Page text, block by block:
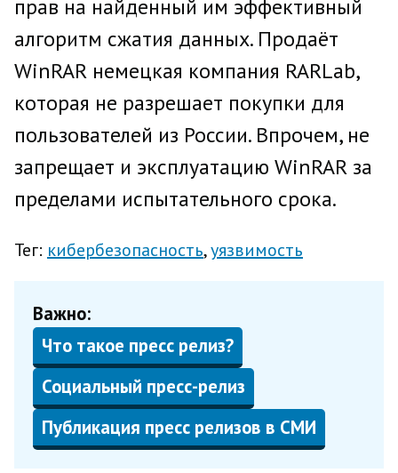
прав на найденный им эффективный
алгоритм сжатия данных. Продаёт
WinRAR немецкая компания RARLab,
которая не разрешает покупки для
пользователей из России. Впрочем, не
запрещает и эксплуатацию WinRAR за
пределами испытательного срока.
Тег: кибербезопасность уязвимость
Важно:
Что такое пресс релиз?
Социальный пресс-релиз
Публикация пресс релизов в СМИ